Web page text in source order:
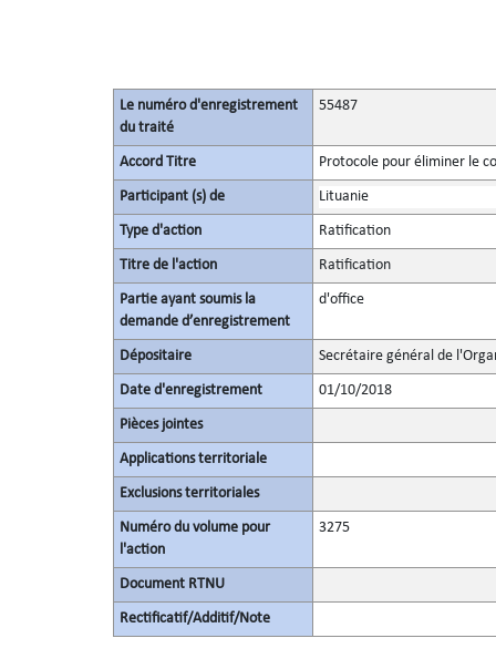
Le numéro d'enregistrement
du traité
55487
Accord Titre Protocole pour éliminer le
Participant (s) de Lituanie
Type d'action Ratification
Titre de l'action Ratification
Partie ayant soumis la
demande d’enregistrement
d'office
Dépositaire Secrétaire général de
Date d'enregistrement 01/10/2018
Pièces jointes
Applications territoriale
Exclusions territoriales
Numéro du volume pour
l'action
3275
Document RTNU
Rectificatif/Additif/Note